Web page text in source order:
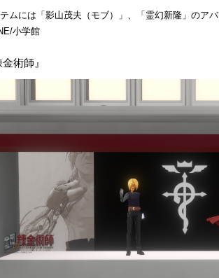
ムには「影山茂夫（モブ）」、「霊幻新隆」のアバ
小学館
金術師』